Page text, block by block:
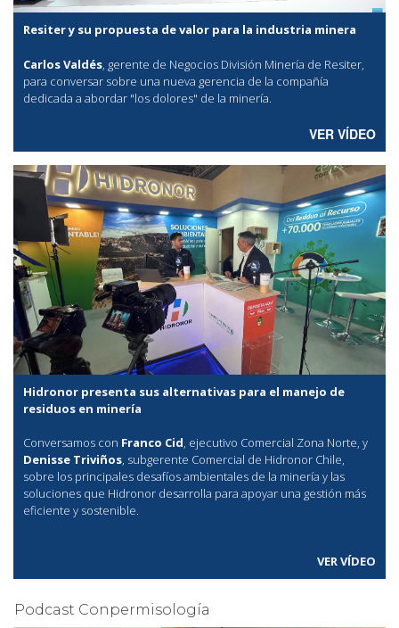
Resiter y su propuesta de valor para la industria minera
Carlos Valdés, gerente de Negocios División Minería de Resiter,
para conversar sobre una nueva gerencia de la compañía
dedicada a abordar "los dolores" de la minería.
VER VÍDEO
Hidronor presenta sus alternativas para el manejo de
residuos en minería
Conversamos con Franco Cid, ejecutivo Comercial Zona Norte, y
Denisse Triviños, subgerente Comercial de Hidronor Chile,
sobre los principales desafíos ambientales de la minería y las
soluciones que Hidronor desarrolla para apoyar una gestión más
eficiente y sostenible.
VER VÍDEO
Podcast Conpermisología